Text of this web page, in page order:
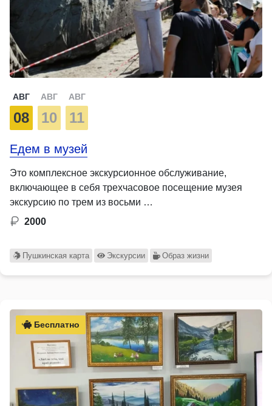
АВГ
08
АВГ
10
АВГ
11
Едем в музей
Это комплексное экскурсионное обслуживание,
включающее в себя трехчасовое посещение музея
экскурсию по трем из восьми …
2000
Пушкинская карта Экскурсии Образ жизни
Бесплатно